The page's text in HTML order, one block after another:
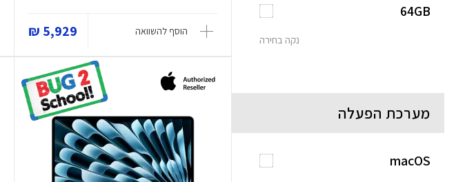
הוסף להשוואה 5,929 ₪
64GB
נקה בחירה
מערכת הפעלה
macOS